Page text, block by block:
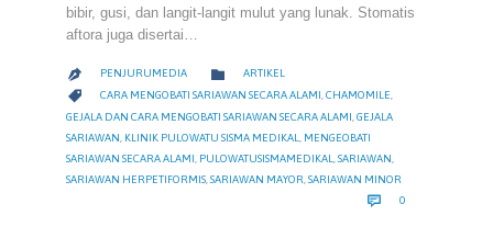
bibir, gusi, dan langit-langit mulut yang lunak. Stomatis
aftora juga disertai…
 PENJURUMEDIA  CATEGORY
ARTIKEL
 CATEGORY
CARA MENGOBATI SARIAWAN SECARA ALAMI ,CHAMOMILE,
GEJALA DAN CARA MENGOBATI SARIAWAN SECARA ALAMI GEJALA
SARIAWAN KLINIK PULOWATU SISMA MEDIKAL
MENGEOBATI
SARIAWAN SECARA ALAMI PULOWATUSISMAMEDIKAL SARIAWAN
SARIAWAN HERPETIFORMIS SARIAWAN MAYOR SARIAWAN MINOR
 0